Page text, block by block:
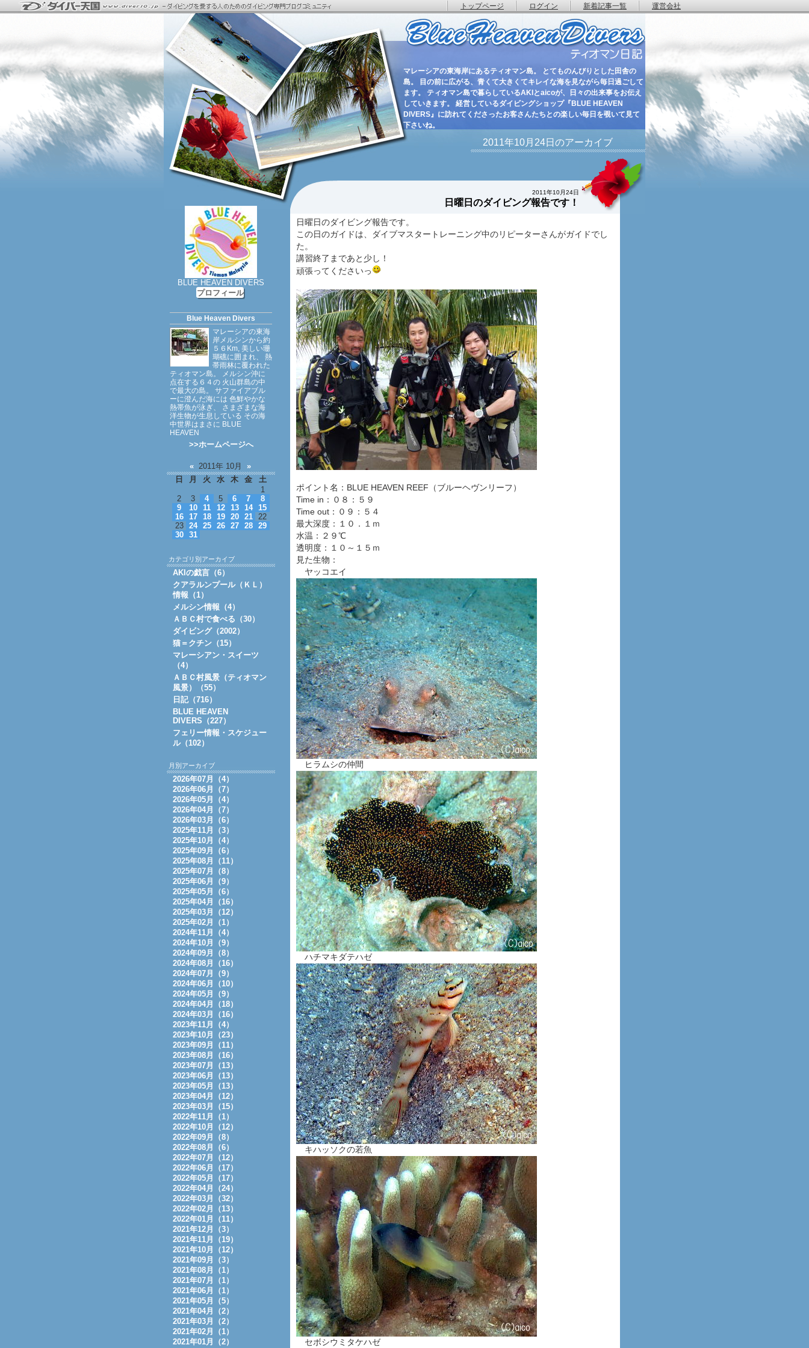
トップページ ログイン 新着記事一覧 運営会社
マレーシアの東海岸にあるティオマン島。 とてものんびりとした田舎の
島。 目の前に広がる、青くて大きくてキレイな海を見ながら毎日過ごして
ます。 ティオマン島で暮らしているAKIとaicoが、日々の出来事をお伝え
していきます。 経営しているダイビングショップ『BLUE HEAVEN
DIVERS』に訪れてくださったお客さんたちとの楽しい毎日を覗いて見て
下さいね。
2011年10月24日のアーカイブ
2011年10月24日
日曜日のダイビング報告です！
日曜日のダイビング報告です。
この日のガイドは、ダイブマスタートレーニング中のリピーターさんがガイドでし
た。
講習終了まであと少し！
頑張ってくださいっ
ポイント名：BLUE HEAVEN REEF（ブルーヘヴンリーフ）
Time in：０８：５９
Time out：０９：５４
最大深度：１０．１ｍ
水温：２９℃
透明度：１０～１５ｍ
見た生物：
ヤッコエイ
ヒラムシの仲間
ハチマキダテハゼ
キハッソクの若魚
セボシウミタケハゼ
BLUE HEAVEN DIVERS
プロフィール
Blue Heaven Divers
マレーシアの東海
岸メルシンから約
５６Km, 美しい珊
瑚礁に囲まれ、 熱
帯雨林に覆われた
ティオマン島。 メルシン沖に
点在する６４の 火山群島の中
で最大の島。 サファイアブル
ーに澄んだ海には 色鮮やかな
熱帯魚が泳ぎ、 さまざまな海
洋生物が生息している その海
中世界はまさに BLUE
HEAVEN
>>ホームページへ
« 2011年 10月 »
日
月 火 水 木 金
土
1
2
3 4 5 6 7
8
9
10 11 12 13 14
15
16
17 18 19 20 21
22
23
24 25 26 27 28
29
30
31
カテゴリ別アーカイブ
AKIの戯言（6）
クアラルンプール（ＫＬ）
情報（1）
メルシン情報（4）
ＡＢＣ村で食べる（30）
ダイビング（2002）
猫＝クチン（15）
マレーシアン・スイーツ
（4）
ＡＢＣ村風景（ティオマン
風景）（55）
日記（716）
BLUE HEAVEN
DIVERS（227）
フェリー情報・スケジュー
ル（102）
月別アーカイブ
2026年07月（4）
2026年06月（7）
2026年05月（4）
2026年04月（7）
2026年03月（6）
2025年11月（3）
2025年10月（4）
2025年09月（6）
2025年08月（11）
2025年07月（8）
2025年06月（9）
2025年05月（6）
2025年04月（16）
2025年03月（12）
2025年02月（1）
2024年11月（4）
2024年10月（9）
2024年09月（8）
2024年08月（16）
2024年07月（9）
2024年06月（10）
2024年05月（9）
2024年04月（18）
2024年03月（16）
2023年11月（4）
2023年10月（23）
2023年09月（11）
2023年08月（16）
2023年07月（13）
2023年06月（13）
2023年05月（13）
2023年04月（12）
2023年03月（15）
2022年11月（1）
2022年10月（12）
2022年09月（8）
2022年08月（6）
2022年07月（12）
2022年06月（17）
2022年05月（17）
2022年04月（24）
2022年03月（32）
2022年02月（13）
2022年01月（11）
2021年12月（3）
2021年11月（19）
2021年10月（12）
2021年09月（3）
2021年08月（1）
2021年07月（1）
2021年06月（1）
2021年05月（5）
2021年04月（2）
2021年03月（2）
2021年02月（1）
2021年01月（2）